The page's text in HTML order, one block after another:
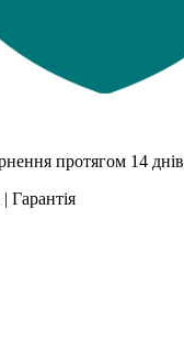
протягом 14 днів
| Гарантія